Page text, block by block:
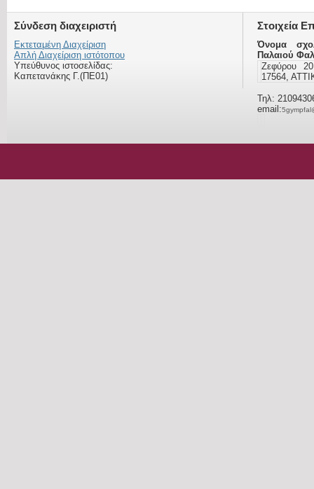
Σύνδεση διαχειριστή
Εκτεταμένη Διαχείριση
Απλή Διαχείριση ιστότοπου
Υπεύθυνος ιστοσελίδας:
Καπετανάκης Γ.(ΠΕ01)
Στοιχεία
Όνομα
Παλαιού
Ζεφύρου
17564,
Τηλ:
email: